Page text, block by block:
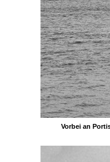
Vorbei an